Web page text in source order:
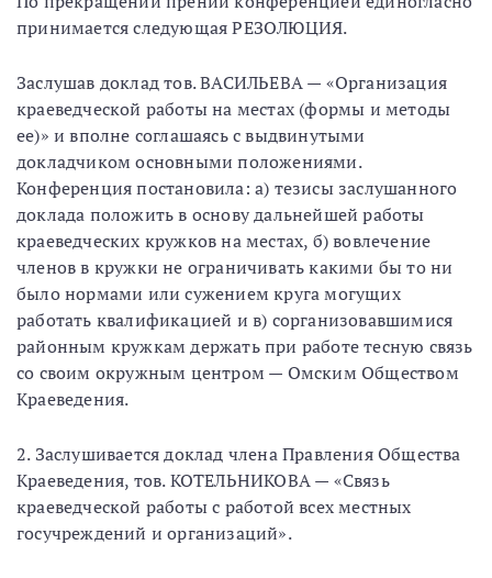
принимается следующая РЕЗОЛЮЦИЯ.
Заслушав доклад тов. ВАСИЛЬЕВА — «Организация
краеведческой работы на местах (формы и методы
ее)» и вполне соглашаясь с выдвинутыми
докладчиком основными положениями.
Конференция постановила: а) тезисы заслушанного
доклада положить в основу дальнейшей работы
краеведческих кружков на местах, б) вовлечение
членов в кружки не ограничивать какими бы то ни
было нормами или сужением круга могущих
работать квалификацией и в) сорганизовавшимися
районным кружкам держать при работе тесную связь
со своим окружным центром — Омским Обществом
Краеведения.
2. Заслушивается доклад члена Правления Общества
Краеведения, тов. КОТЕЛЬНИКОВА — «Связь
краеведческой работы с работой всех местных
госучреждений и организаций».